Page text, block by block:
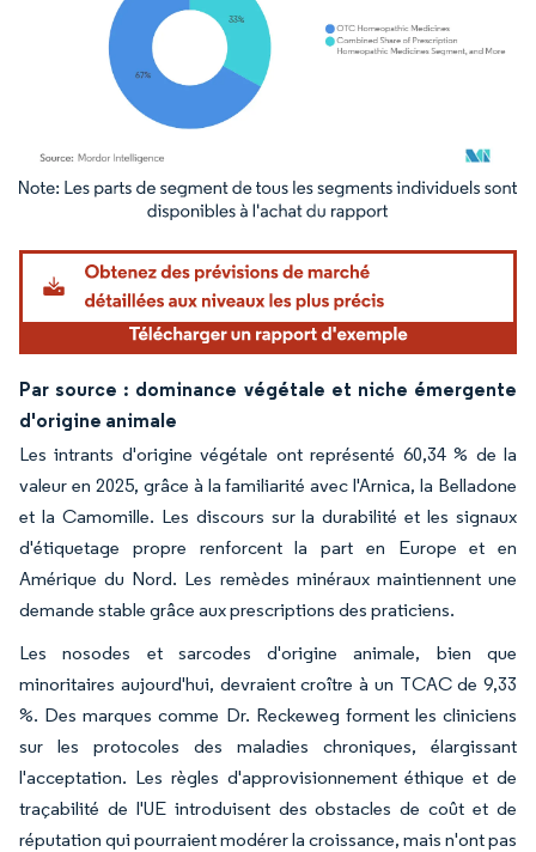
Image © Mordor Intelligence. La réutilisation nécessite une attribution sous CC BY
Par source : dominance végétale et niche émergente
d'origine animale
Les intrants d'origine végétale ont représenté 60,34 % de la
valeur en 2025, grâce à la familiarité avec l'Arnica, la Belladone
et la Camomille. Les discours sur la durabilité et les signaux
d'étiquetage propre renforcent la part en Europe et en
Amérique du Nord. Les remèdes minéraux maintiennent une
demande stable grâce aux prescriptions des praticiens.
Les nosodes et sarcodes d'origine animale, bien que
minoritaires aujourd'hui, devraient croître à un TCAC de 9,33
%. Des marques comme Dr. Reckeweg forment les cliniciens
sur les protocoles des maladies chroniques, élargissant
l'acceptation. Les règles d'approvisionnement éthique et de
traçabilité de l'UE introduisent des obstacles de coût et de
réputation qui pourraient modérer la croissance, mais n'ont pas